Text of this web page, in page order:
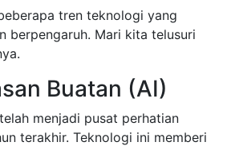
tren teknologi yang
berpengaruh. Mari kita telusuri
Buatan (AI)
menjadi pusat perhatian
terakhir. Teknologi ini memberi